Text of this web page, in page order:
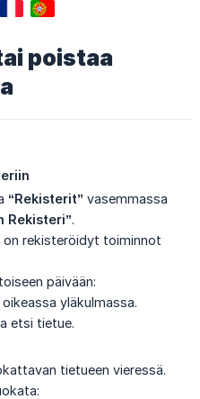
poistaa
“Rekisterit” vasemmassa
Rekisteri”.
on rekisteröidyt toiminnot
päivään:
oikeassa yläkulmassa.
etsi tietue.
tietueen vieressä.